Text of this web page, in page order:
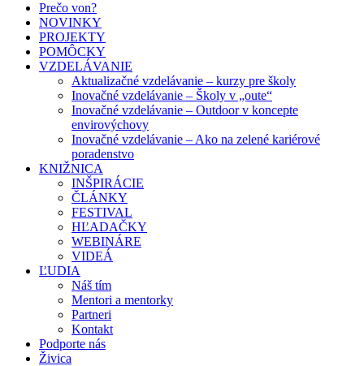
Prečo von?
NOVINKY
PROJEKTY
POMÔCKY
VZDELÁVANIE
Aktualizačné vzdelávanie – kurzy pre školy
Inovačné vzdelávanie – Školy v „oute“
Inovačné vzdelávanie – Outdoor v koncepte
envirovýchovy
Inovačné vzdelávanie – Ako na zelené kariérové
poradenstvo
KNIŽNICA
INŠPIRÁCIE
ČLÁNKY
FESTIVAL
HĽADAČKY
WEBINÁRE
VIDEÁ
ĽUDIA
Náš tím
Mentori a mentorky
Partneri
Kontakt
Podporte nás
Živica